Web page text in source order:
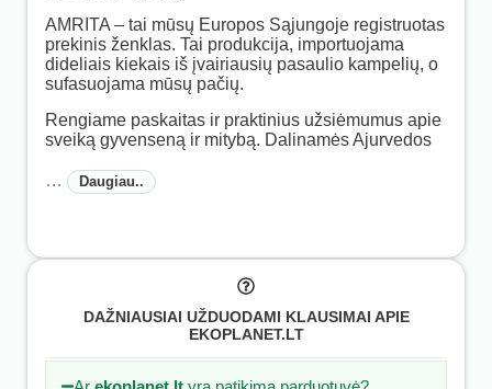
AMRITA – tai mūsų Europos Sąjungoje registruotas
prekinis ženklas. Tai produkcija, importuojama
dideliais kiekais iš įvairiausių pasaulio kampelių, o
sufasuojama mūsų pačių.
Rengiame paskaitas ir praktinius užsiėmumus apie
sveiką gyvenseną ir mitybą. Dalinamės Ajurvedos
… Daugiau..
DAŽNIAUSIAI UŽDUODAMI KLAUSIMAI APIE
EKOPLANET.LT